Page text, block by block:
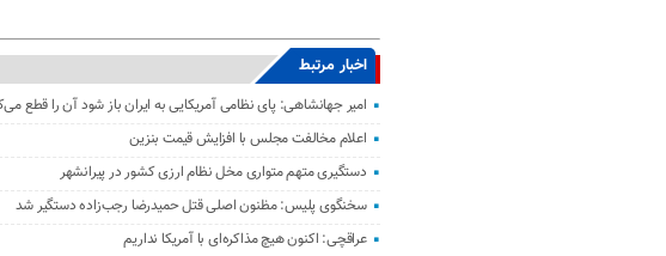
اخبار مرتبط
امیر جهانشاهی: پای نظامی آمریکایی به ایران باز شود آن را قطع
اعلام مخالفت مجلس با افزایش قیمت بنزین
دستگیری متهم متواری مخل نظام ارزی کشور در پیرانشهر
سخنگوی پلیس: مظنون اصلی قتل حمیدرضا رجب‌زاده دستگیر شد
عراقچی: اکنون هیچ مذاکره‌ای با آمریکا نداریم